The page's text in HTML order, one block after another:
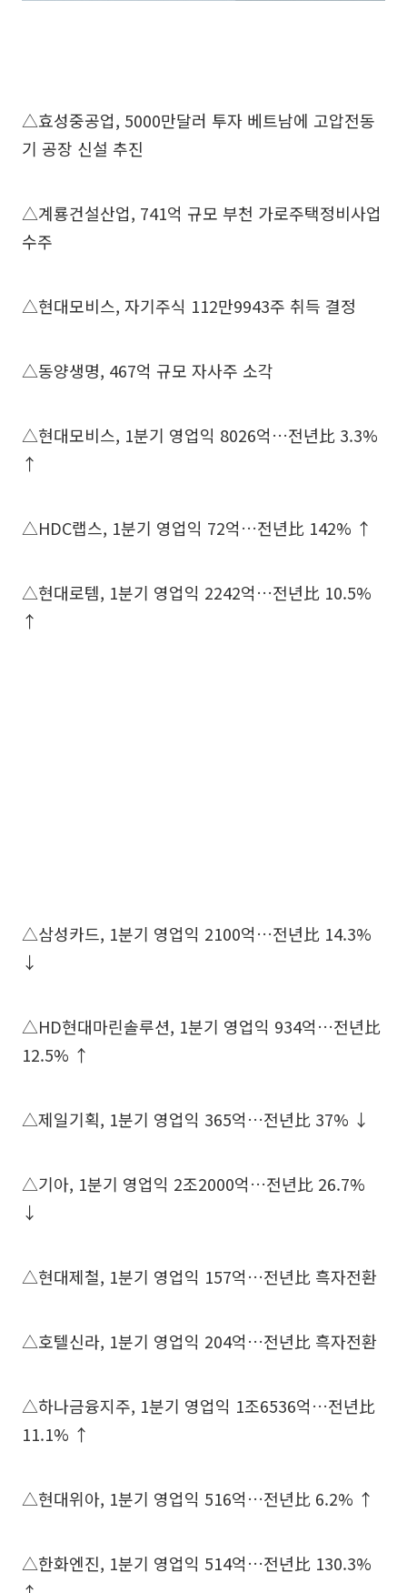
△효성중공업, 5000만달러 투자 베트남에 고압전동
기 공장 신설 추진
△계룡건설산업, 741억 규모 부천 가로주택정비사업
수주
△현대모비스, 자기주식 112만9943주 취득 결정
△동양생명, 467억 규모 자사주 소각
△현대모비스, 1분기 영업익 8026억…전년比 3.3%
↑
△HDC랩스, 1분기 영업익 72억…전년比 142% ↑
△현대로템, 1분기 영업익 2242억…전년比 10.5%
↑
△삼성카드, 1분기 영업익 2100억…전년比 14.3%
↓
△HD현대마린솔루션, 1분기 영업익 934억…전년比
12.5% ↑
△제일기획, 1분기 영업익 365억…전년比 37% ↓
△기아, 1분기 영업익 2조2000억…전년比 26.7%
↓
△현대제철, 1분기 영업익 157억…전년比 흑자전환
△호텔신라, 1분기 영업익 204억…전년比 흑자전환
△하나금융지주, 1분기 영업익 1조6536억…전년比
11.1% ↑
△현대위아, 1분기 영업익 516억…전년比 6.2% ↑
△한화엔진, 1분기 영업익 514억…전년比 130.3%